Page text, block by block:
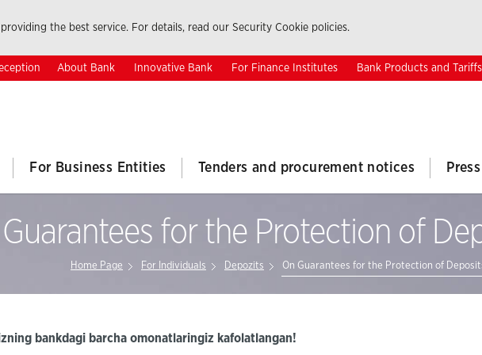
the best service. For details, read our Security Cookie policies.
About Bank Innovative Bank For Finance Institutes Bank Products and Tariffs
For Business Entities Tenders and procurement notices
for the Protection of
Home Page For Individuals Depozits On Guarantees for the Protection of
bankdagi barcha omonatlaringiz kafolatlangan!